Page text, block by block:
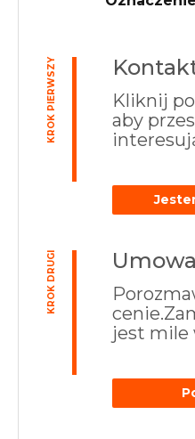
KROK PIERWSZY
Kliknij
aby
KROK DRUGI Umowa
jest mile